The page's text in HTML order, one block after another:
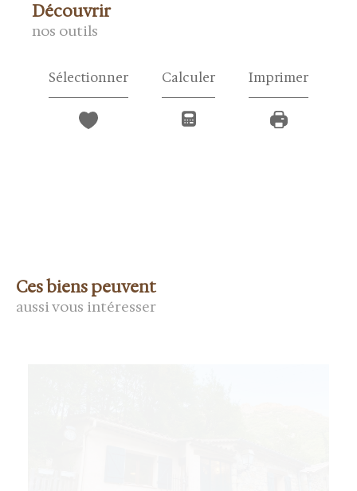
découvrir
nos outils
Sélectionner Calculer Imprimer
Ces biens peuvent
aussi vous intéresser